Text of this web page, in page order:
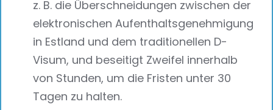
z. B. die Überschneidungen zwischen der
elektronischen Aufenthaltsgenehmigung
in Estland und dem traditionellen D-
Visum, und beseitigt Zweifel innerhalb
von Stunden, um die Fristen unter 30
Tagen zu halten.